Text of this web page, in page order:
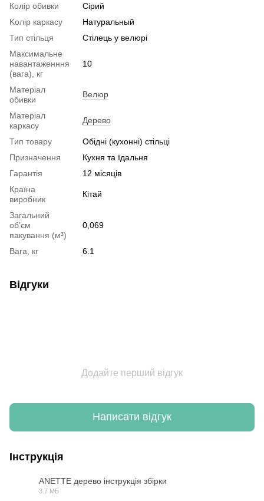
Колір обивки
Сірий
Kолір каркасу
Натуральный
Тип стільця
Стілець у велюрі
Максимальне
навантаженння
(вага), кг
10
Матеріал
обивки
Велюр
Матеріал
каркасу
Дерево
Тип товару
Обідні (кухонні) стільці
Призначення
Кухня та їдальня
Гарантія
12 місяців
Країна
виробник
Кітай
Загальний
об’єм
пакування (м³)
0,069
Вага, кг 6.1
Відгуки
Додайте перший відгук
Написати відгук
Інструкція
ANETTE дерево інструкція збірки
3.7 МБ